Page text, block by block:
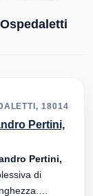
18014
Pertini,
Pertini,
di